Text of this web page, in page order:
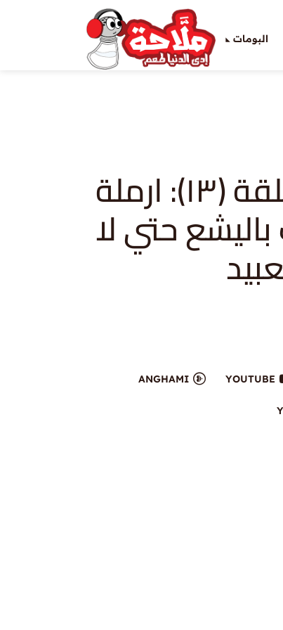
البومات
ملوك ثاني-حلقة (١٣): ارملة
حتي لا
YOUTUBE
ANGHAMI